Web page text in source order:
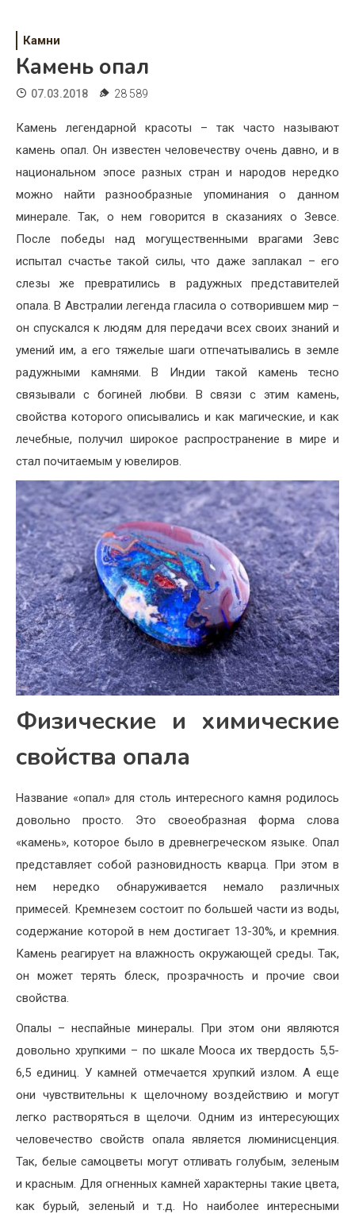
Дети
Свадьба
Хобби
Недвижимость
Камни
Камень опал
07.03.2018 28 589
Камень легендарной красоты – так часто называют
камень опал. Он известен человечеству очень давно, и в
национальном эпосе разных стран и народов нередко
можно найти разнообразные упоминания о данном
минерале. Так, о нем говорится в сказаниях о Зевсе.
После победы над могущественными врагами Зевс
испытал счастье такой силы, что даже заплакал – его
слезы же превратились в радужных представителей
опала. В Австралии легенда гласила о сотворившем мир –
он спускался к людям для передачи всех своих знаний и
умений им, а его тяжелые шаги отпечатывались в земле
радужными камнями. В Индии такой камень тесно
связывали с богиней любви. В связи с этим камень,
свойства которого описывались и как магические, и как
лечебные, получил широкое распространение в мире и
стал почитаемым у ювелиров.
Физические и химические
свойства опала
Название «опал» для столь интересного камня родилось
довольно просто. Это своеобразная форма слова
«камень», которое было в древнегреческом языке. Опал
представляет собой разновидность кварца. При этом в
нем нередко обнаруживается немало различных
примесей. Кремнезем состоит по большей части из воды,
содержание которой в нем достигает 13-30%, и кремния.
Камень реагирует на влажность окружающей среды. Так,
он может терять блеск, прозрачность и прочие свои
свойства.
Опалы – неспайные минералы. При этом они являются
довольно хрупкими – по шкале Мооса их твердость 5,5-
6,5 единиц. У камней отмечается хрупкий излом. А еще
они чувствительны к щелочному воздействию и могут
легко растворяться в щелочи. Одним из интересующих
человечество свойств опала является люминисценция.
Так, белые самоцветы могут отливать голубым, зеленым
и красным. Для огненных камней характерны такие цвета,
как бурый, зеленый и т.д. Но наиболее интересными